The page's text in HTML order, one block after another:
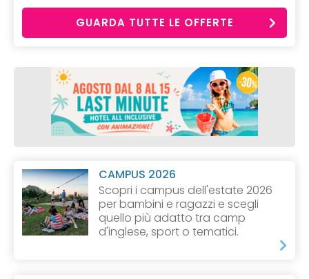
GUARDA TUTTE LE OFFERTE
CAMPUS 2026
Scopri i campus dell'estate 2026
per bambini e ragazzi e scegli
quello più adatto tra camp
d'inglese, sport o tematici.